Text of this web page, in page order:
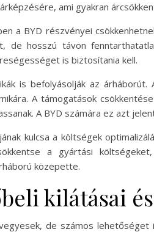
ami gyakran
a BYD részvényei
de hosszú távon
is biztosítania kell.
is befolyásolják az
A támogatások
A BYD számára ez azt
kulcsa a költségek
a gyártási
közepette.
kilátásai
de számos